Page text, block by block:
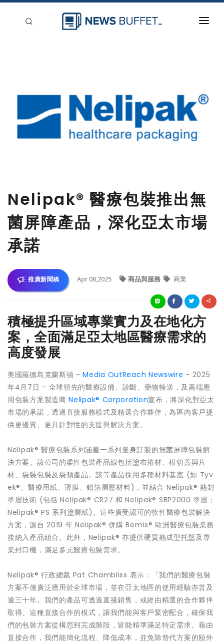
Nelipak® 醫療包裝推出無
菌屏障產品，深化亞太市場
承諾
推廣新聞稿 Apr 08,2025 商品與服務 商業
積極提升區域專業實力及在地化方
案，全面滿足亞太地區醫療需求的
高度發展
美國羅德島克蘭斯頓 -Media OutReach Newswire - 2025
年4月7日 - 全球領先的醫療設備、診斷、藥物輸送，及高端應
用包裝方案製造商Nelipak® Corporation宣布，將深化對亞太
市場的承諾，透過直接服務模式及精選合作夥伴，為區內客戶提
供更優質、更具針對性的支援與解決方案。
Nelipak® 醫療包裝系列涵蓋一系列量身訂製的無菌屏障包裝解
決方案。該公司的柔性包裝產品線包括塗布捲材、模切蓋與片
材、袋裝包裝及袋類產品。該等產品採用多種材料基底 (如 Tyv
ek®、醫療用紙、薄膜、鋁箔層壓材料)，並結合 Nelipak® 熱封
塗層技術 (包括 Nelipak® CR27 和 Nelipak® SBP2000 塗層；
Nelipak® PS 系列塗層紙)。這些廣受認可的軟性醫療包裝解決
方案，源自 2019 年 Nelipak® 併購 Bemis® 歐洲醫療包裝業務
後納入產品組合。此外，Nelipak® 亦提供硬質熱成型托盤及專
業封口機，滿足多元醫療包裝需求。
Nelipak® 行政總裁 Pat Chambliss 表示：「我們的醫療包裝
方案不僅廣泛應用於全球市場，並在亞太地區的使用經驗亦普及
逾三十年。我們的產品可透過直接銷售，或經由精選的合作夥伴
取得。這種直接合作的模式，讓我們能與客戶緊密配合，確保我
們的包裝方案從構思到完成階段，皆能精準滿足特定需求。藉由
直接合作，我們能簡化流程、降低成本，並免除替代方案的額外